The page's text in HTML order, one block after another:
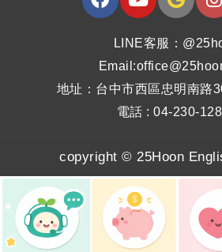
LINE客服：
地址：台中市西區忠明南路
電話 : 04-230-
copyright © 25Hoon